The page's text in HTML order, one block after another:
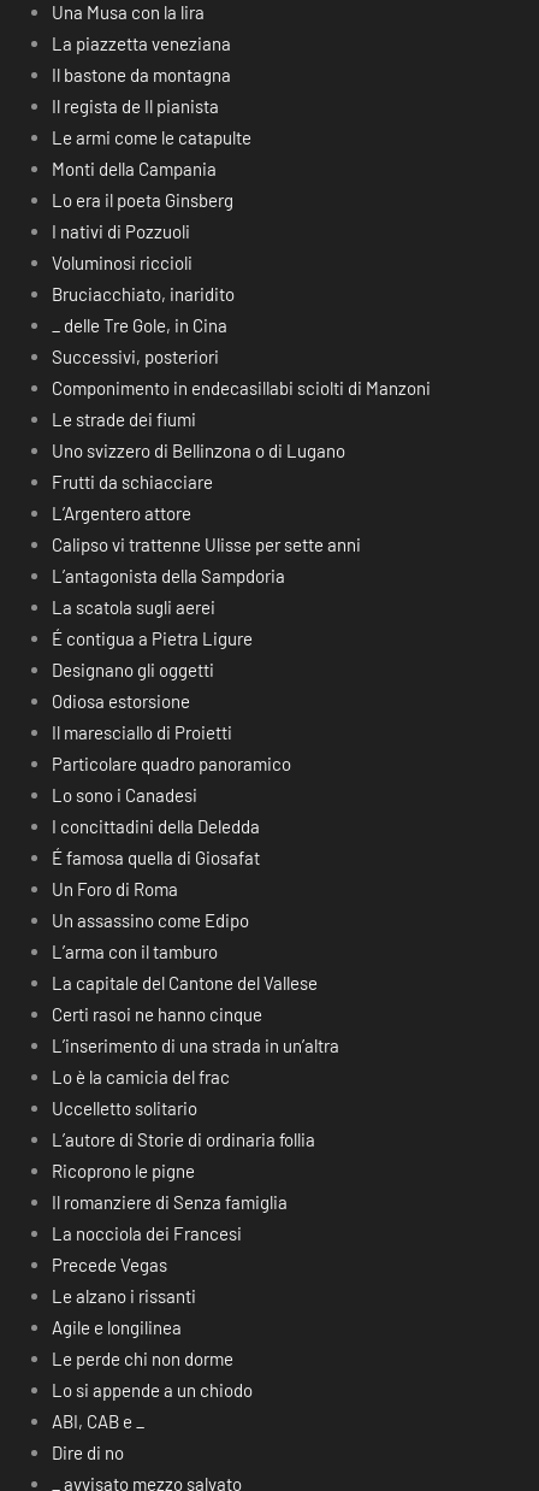
Una Musa con la lira
La piazzetta veneziana
Il bastone da montagna
Il regista de Il pianista
Le armi come le catapulte
Monti della Campania
Lo era il poeta Ginsberg
I nativi di Pozzuoli
Voluminosi riccioli
Bruciacchiato, inaridito
_ delle Tre Gole, in Cina
Successivi, posteriori
Componimento in endecasillabi sciolti di Manzoni
Le strade dei fiumi
Uno svizzero di Bellinzona o di Lugano
Frutti da schiacciare
L’Argentero attore
Calipso vi trattenne Ulisse per sette anni
L’antagonista della Sampdoria
La scatola sugli aerei
É contigua a Pietra Ligure
Designano gli oggetti
Odiosa estorsione
Il maresciallo di Proietti
Particolare quadro panoramico
Lo sono i Canadesi
I concittadini della Deledda
É famosa quella di Giosafat
Un Foro di Roma
Un assassino come Edipo
L’arma con il tamburo
La capitale del Cantone del Vallese
Certi rasoi ne hanno cinque
L’inserimento di una strada in un’altra
Lo è la camicia del frac
Uccelletto solitario
L’autore di Storie di ordinaria follia
Ricoprono le pigne
Il romanziere di Senza famiglia
La nocciola dei Francesi
Precede Vegas
Le alzano i rissanti
Agile e longilinea
Le perde chi non dorme
Lo si appende a un chiodo
ABI, CAB e _
Dire di no
_ avvisato mezzo salvato